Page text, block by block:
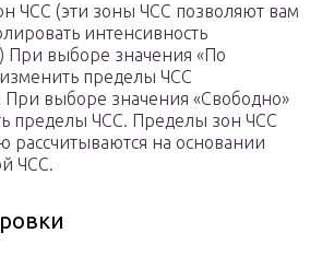
ЧСС (эти зоны ЧСС позволяют вам
интенсивность
При выборе значения «По
пределы ЧСС
выборе значения «Свободно»
пределы ЧСС. Пределы зон ЧСС
рассчитываются на основании
ЧСС.